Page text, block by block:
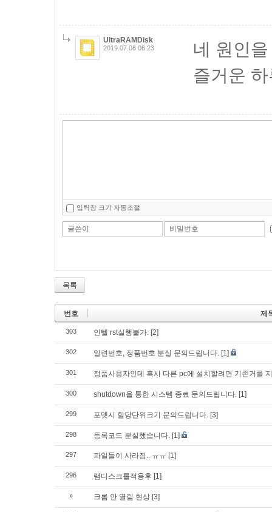
UltraRAMDisk
2019.07.06 06:23
네 원인
즐거운
입력창 크기 자동조절
글쓴이 비밀번호
목록
번호 제
303 인텔 rst실행불가. [2]
302 일련번호, 정품번호 분실 문의드립니다. [1]
301 정품사용자인데 혹시 다른 pc에 설치할려면 기존거를
300 shutdown을 통한 시스템 종료 문의드립니다. [1]
299 포멧시 할당단위크기 문의드립니다. [3]
298 등록코드 분실했습니다. [1]
297 파일들이 사라짐.. ㅠㅠ [1]
296 램디스크를적용후 [1]
» 크롬 안 열림 현상 [3]